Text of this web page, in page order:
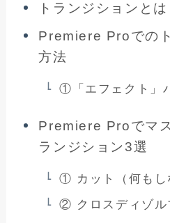
トランジションとは
Premiere Proでの
方法
①「エフェクト」
Premiere Proでマ
ランジション3選
① カット（何もし
② クロスディゾル